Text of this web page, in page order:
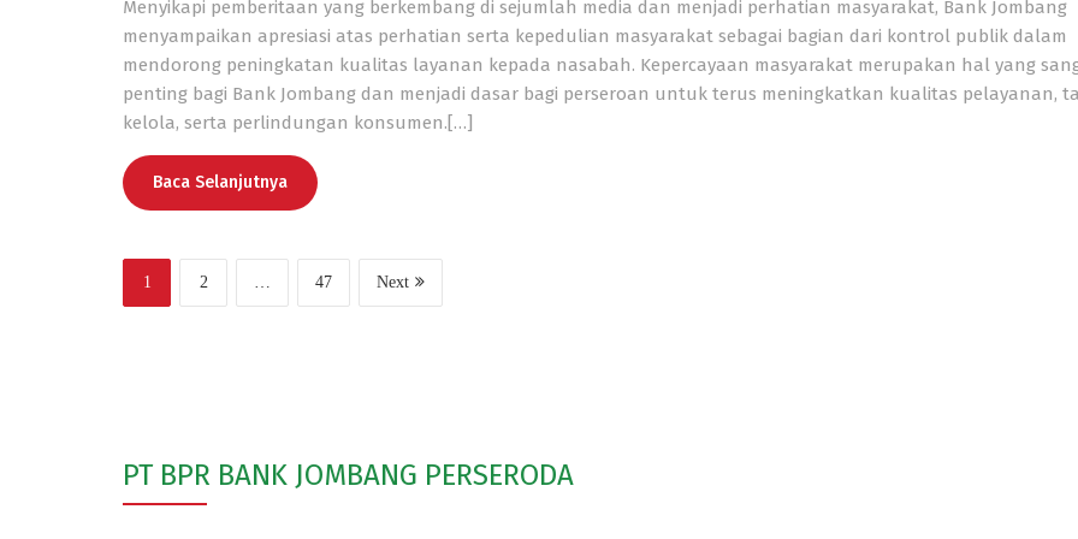
Menyikapi pemberitaan yang berkembang di sejumlah media dan menjadi perhatian masyarakat, Bank Jombang
menyampaikan apresiasi atas perhatian serta kepedulian masyarakat sebagai bagian dari kontrol publik dalam
mendorong peningkatan kualitas layanan kepada nasabah. Kepercayaan masyarakat merupakan hal yang
penting bagi Bank Jombang dan menjadi dasar bagi perseroan untuk terus meningkatkan kualitas pelayanan,
kelola, serta perlindungan konsumen.[…]
Baca Selanjutnya
1 2 … 47 Next
PT BPR BANK JOMBANG PERSERODA